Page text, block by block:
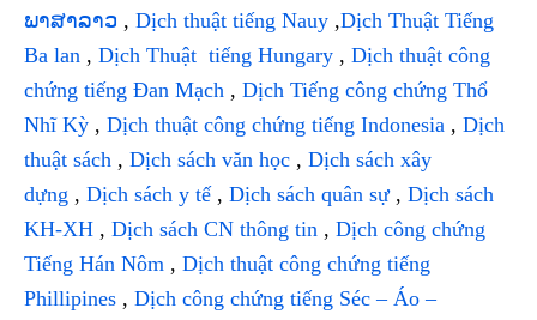
ພາສາລາວ , Dịch thuật tiếng Nauy ,Dịch Thuật Tiếng
Ba lan , Dịch Thuật tiếng Hungary , Dịch thuật công
chứng tiếng Đan Mạch , Dịch Tiếng công chứng Thổ
Nhĩ Kỳ , Dịch thuật công chứng tiếng Indonesia , Dịch
thuật sách , Dịch sách văn học , Dịch sách xây
dựng , Dịch sách y tế, Dịch sách quân sự, Dịch sách
KH-XH , Dịch sách CN thông tin , Dịch công chứng
Tiếng Hán Nôm , Dịch thuật công chứng tiếng
Phillipines , Dịch công chứng tiếng Séc – Áo –